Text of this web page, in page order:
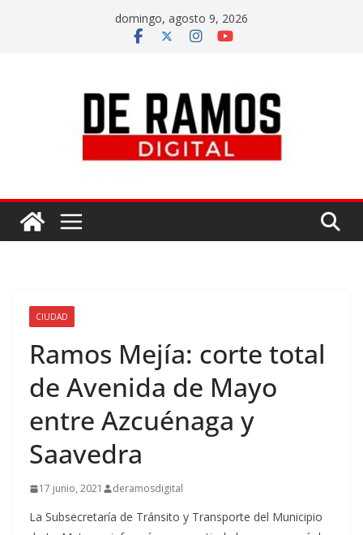
domingo, agosto 9, 2026
CIUDAD
Ramos Mejía: corte total
de Avenida de Mayo
entre Azcuénaga y
Saavedra
17 junio, 2021 deramosdigital
La Subsecretaría de Tránsito y Transporte del Municipio